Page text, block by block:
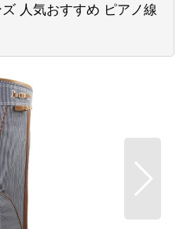
人気おすすめ ピアノ線